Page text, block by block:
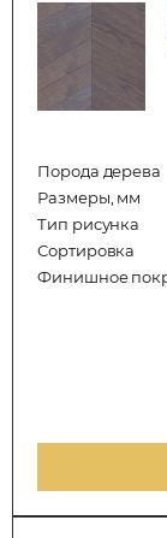
Порода дерева
Размеры, мм
Тип рисунка
Сортировка
Финишное